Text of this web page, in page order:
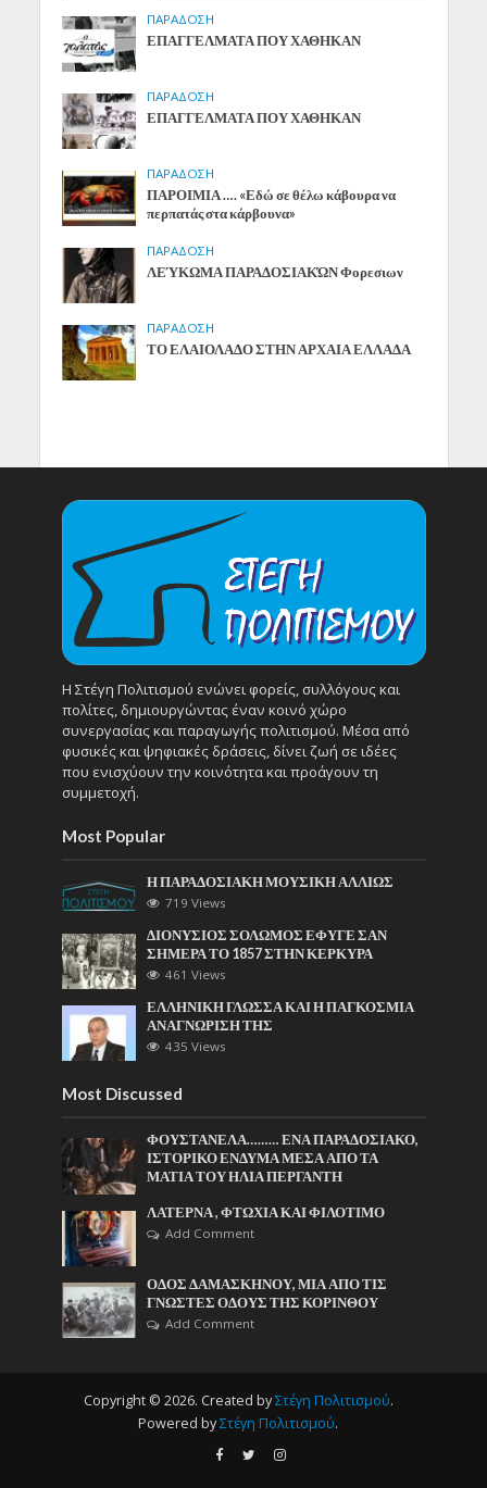
ΠΑΡΑΔΟΣΗ
ΕΠΑΓΓΕΛΜΑΤΑ ΠΟΥ ΧΑΘΗΚΑΝ
ΠΑΡΑΔΟΣΗ
ΕΠΑΓΓΕΛΜΑΤΑ ΠΟΥ ΧΑΘΗΚΑΝ
ΠΑΡΑΔΟΣΗ
ΠΑΡΟΙΜΙΑ …. «Εδώ σε θέλω κάβουρα να
περπατάς στα κάρβουνα»
ΠΑΡΑΔΟΣΗ
ΛΕΎΚΩΜΑ ΠΑΡΑΔΟΣΙΑΚΏΝ Φορεσιων
ΠΑΡΑΔΟΣΗ
ΤΟ ΕΛΑΙΟΛΑΔΟ ΣΤΗΝ ΑΡΧΑΙΑ ΕΛΛΑΔΑ
Η Στέγη Πολιτισμού ενώνει φορείς, συλλόγους και
πολίτες, δημιουργώντας έναν κοινό χώρο
συνεργασίας και παραγωγής πολιτισμού. Μέσα από
φυσικές και ψηφιακές δράσεις, δίνει ζωή σε ιδέες
που ενισχύουν την κοινότητα και προάγουν τη
συμμετοχή.
Most Popular
Η ΠΑΡΑΔΟΣΙΑΚΗ ΜΟΥΣΙΚΗ ΑΛΛΙΩΣ
719 Views
ΔΙΟΝΥΣΙΟΣ ΣΟΛΩΜΟΣ ΕΦΥΓΕ ΣΑΝ
ΣΗΜΕΡΑ ΤΟ 1857 ΣΤΗΝ ΚΕΡΚΥΡΑ
461 Views
ΕΛΛΗΝΙΚΗ ΓΛΩΣΣΑ ΚΑΙ Η ΠΑΓΚΟΣΜΙΑ
ΑΝΑΓΝΩΡΙΣΗ ΤΗΣ
435 Views
Most Discussed
ΦΟΥΣΤΑΝΕΛΑ……… ΕΝΑ ΠΑΡΑΔΟΣΙΑΚΟ,
ΙΣΤΟΡΙΚΟ ΕΝΔΥΜΑ ΜΕΣΑ ΑΠΟ ΤΑ
ΜΑΤΙΑ ΤΟΥ ΗΛΙΑ ΠΕΡΓΑΝΤΗ
ΛΑΤΕΡΝΑ , ΦΤΩΧΙΑ ΚΑΙ ΦΙΛΟΤΙΜΟ
Add Comment
ΟΔΟΣ ΔΑΜΑΣΚΗΝΟΥ, ΜΙΑ ΑΠΟ ΤΙΣ
ΓΝΩΣΤΕΣ ΟΔΟΥΣ ΤΗΣ ΚΟΡΙΝΘΟΥ
Add Comment
Copyright © 2026. Created byΣτέγη Πολιτισμού.
Powered byΣτέγη Πολιτισμού.